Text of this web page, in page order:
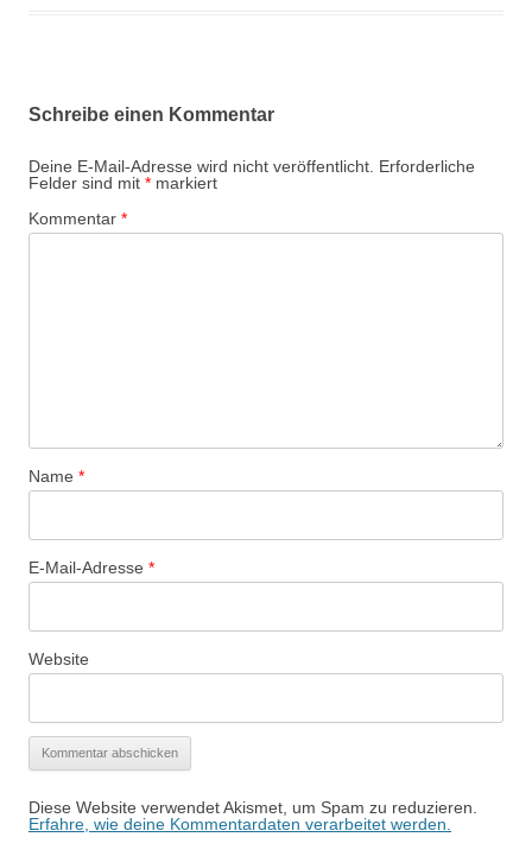
Schreibe einen Kommentar
Deine E-Mail-Adresse wird nicht veröffentlicht. Erforderliche
Felder sind mit * markiert
Kommentar *
Name *
E-Mail-Adresse *
Website
Diese Website verwendet Akismet, um Spam zu reduzieren.
Erfahre, wie deine Kommentardaten verarbeitet werden.